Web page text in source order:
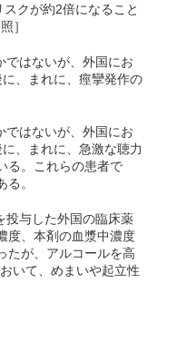
クが約2倍になること
］
はないが、外国にお
、まれに、痙攣発作の
はないが、外国にお
、まれに、急激な聴力
る。これらの患者で
。
与した外国の臨床薬
度、本剤の血漿中濃度
たが、アルコールを高
いて、めまいや起立性